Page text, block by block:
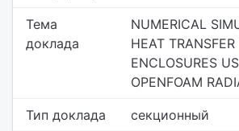
Тема
доклада
NUMERICAL
HEAT TRANSFER
ENCLOSURES
OPENFOAM
Тип доклада секционный